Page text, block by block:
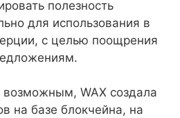
полезность
для использования в
с целью поощрения
возможным, WAX создала
на базе блокчейна, на